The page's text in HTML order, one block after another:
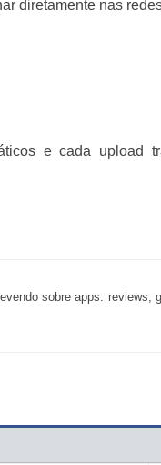
diretamente nas
e cada upload
sobre apps: